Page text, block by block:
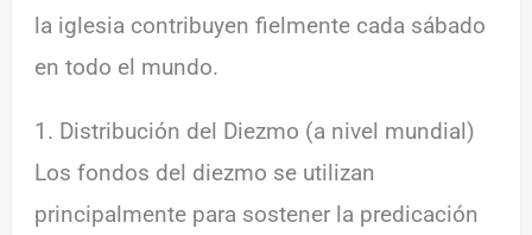
la iglesia contribuyen fielmente cada sábado
en todo el mundo.
1. Distribución del Diezmo (a nivel mundial)
Los fondos del diezmo se utilizan
principalmente para sostener la predicación